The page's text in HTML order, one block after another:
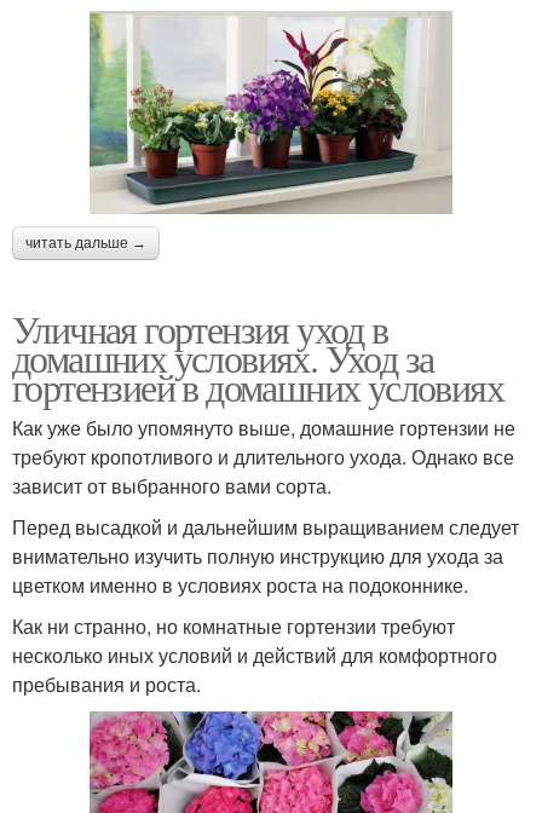
читать дальше →
Уличная гортензия уход в
домашних условиях. Уход за
гортензией в домашних условиях
Как уже было упомянуто выше, домашние гортензии не
требуют кропотливого и длительного ухода. Однако все
зависит от выбранного вами сорта.
Перед высадкой и дальнейшим выращиванием следует
внимательно изучить полную инструкцию для ухода за
цветком именно в условиях роста на подоконнике.
Как ни странно, но комнатные гортензии требуют
несколько иных условий и действий для комфортного
пребывания и роста.